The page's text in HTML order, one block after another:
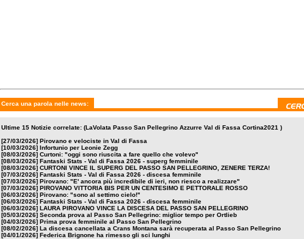
Cerca una parola nelle news:
Ultime 15 Notizie correlate: (LaVolata Passo San Pellegrino Azzurre Val di Fassa Cortina2021 )
[27/03/2026] Pirovano e velociste in Val di Fassa
[10/03/2026] Infortunio per Leonie Zegg
[08/03/2026] Curtoni: "oggi sono riuscita a fare quello che volevo"
[08/03/2026] Fantaski Stats - Val di Fassa 2026 - superg femminile
[08/03/2026] CURTONI VINCE IL SUPERG DEL PASSO SAN PELLEGRINO, ZENERE TERZA!
[07/03/2026] Fantaski Stats - Val di Fassa 2026 - discesa femminile
[07/03/2026] Pirovano: "E' ancora più incredibile di ieri, non riesco a realizzare"
[07/03/2026] PIROVANO VITTORIA BIS PER UN CENTESIMO E PETTORALE ROSSO
[06/03/2026] Pirovano: "sono al settimo cielo!"
[06/03/2026] Fantaski Stats - Val di Fassa 2026 - discesa femminile
[06/03/2026] LAURA PIROVANO VINCE LA DISCESA DEL PASSO SAN PELLEGRINO
[05/03/2026] Seconda prova al Passo San Pellegrino: miglior tempo per Ortlieb
[04/03/2026] Prima prova femminile al Passo San Pellegrino
[08/02/2026] La discesa cancellata a Crans Montana sarà recuperata al Passo San Pellegrino
[04/01/2026] Federica Brignone ha rimesso gli sci lunghi